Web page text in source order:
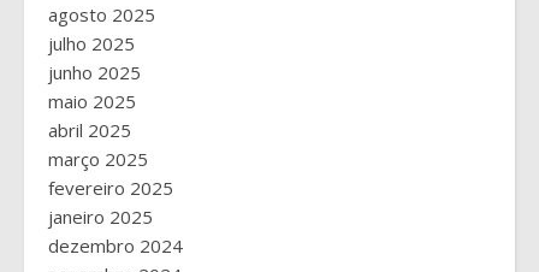
agosto 2025
julho 2025
junho 2025
maio 2025
abril 2025
março 2025
fevereiro 2025
janeiro 2025
dezembro 2024